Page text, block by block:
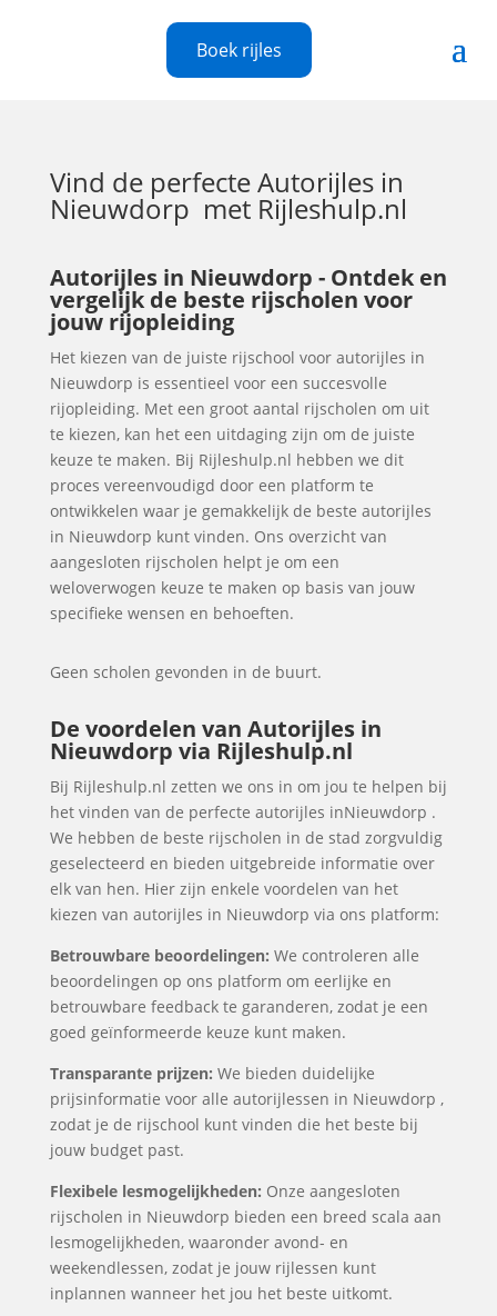
Boek rijles
Vind de perfecteAutorijles in
Nieuwdorp met Rijleshulp.nl
Autorijles in Nieuwdorp - Ontdek en
vergelijk de beste rijscholen voor
jouw rijopleiding
Het kiezen van de juiste rijschool voor autorijles in
Nieuwdorp is essentieel voor een succesvolle
rijopleiding. Met een groot aantal rijscholen om uit
te kiezen, kan het een uitdaging zijn om de juiste
keuze te maken. Bij Rijleshulp.nl hebben we dit
proces vereenvoudigd door een platform te
ontwikkelen waar je gemakkelijk de beste autorijles
in Nieuwdorp kunt vinden. Ons overzicht van
aangesloten rijscholen helpt je om een
weloverwogen keuze te maken op basis van jouw
specifieke wensen en behoeften.
Geen scholen gevonden in de buurt.
De voordelen van Autorijles in
Nieuwdorp via Rijleshulp.nl
Bij Rijleshulp.nl zetten we ons in om jou te helpen bij
het vinden van de perfecte autorijles inNieuwdorp .
We hebben de beste rijscholen in de stad zorgvuldig
geselecteerd en bieden uitgebreide informatie over
elk van hen. Hier zijn enkele voordelen van het
kiezen van autorijles in Nieuwdorp via ons platform:
Betrouwbare beoordelingen: We controleren alle
beoordelingen op ons platform om eerlijke en
betrouwbare feedback te garanderen, zodat je een
goed geïnformeerde keuze kunt maken.
Transparante prijzen: We bieden duidelijke
prijsinformatie voor alle autorijlessen in Nieuwdorp ,
zodat je de rijschool kunt vinden die het beste bij
jouw budget past.
Flexibele lesmogelijkheden: Onze aangesloten
rijscholen in Nieuwdorp bieden een breed scala aan
lesmogelijkheden, waaronder avond- en
weekendlessen, zodat je jouw rijlessen kunt
inplannen wanneer het jou het beste uitkomt.